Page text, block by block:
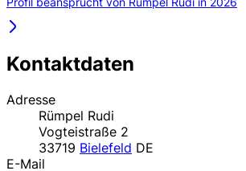
Kontaktdaten
Adresse
Rümpel Rudi
Vogteistraße 2
33719 Bielefeld DE
E-Mail